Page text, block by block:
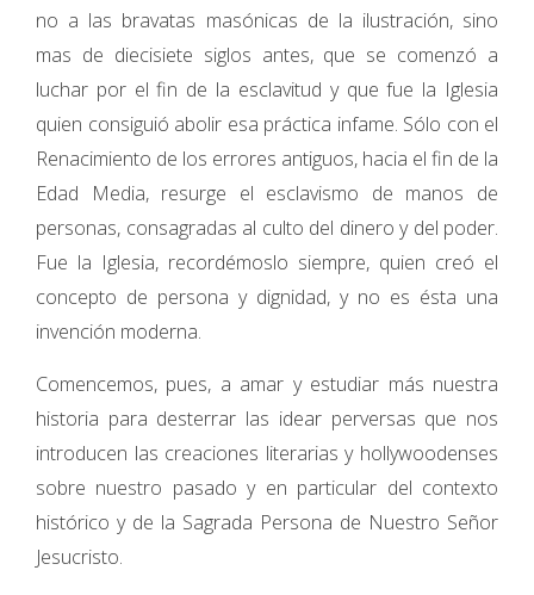
no a las bravatas masónicas de la ilustración, sino
mas de diecisiete siglos antes, que se comenzó a
luchar por el fin de la esclavitud y que fue la Iglesia
quien consiguió abolir esa práctica infame. Sólo con el
Renacimiento de los errores antiguos, hacia el fin de la
Edad Media, resurge el esclavismo de manos de
personas, consagradas al culto del dinero y del poder.
Fue la Iglesia, recordémoslo siempre, quien creó el
concepto de persona y dignidad, y no es ésta una
invención moderna.
Comencemos, pues, a amar y estudiar más nuestra
historia para desterrar las idear perversas que nos
introducen las creaciones literarias y hollywoodenses
sobre nuestro pasado y en particular del contexto
histórico y de la Sagrada Persona de Nuestro Señor
Jesucristo.